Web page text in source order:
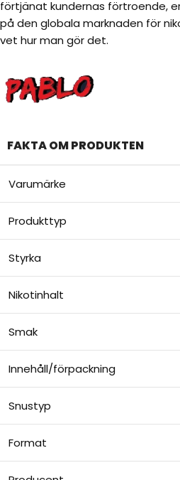
förtjänat kundernas förtroende,
på den globala marknaden för
vet hur man gör det.
FAKTA OM PRODUKTEN
Varumärke
Produkttyp
Styrka
Nikotinhalt
Smak
Innehåll/förpackning
Snustyp
Format